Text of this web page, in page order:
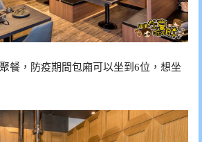
餐，防疫期間包廂可以坐到6位，想坐